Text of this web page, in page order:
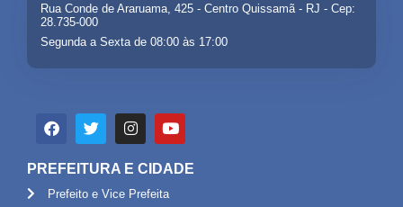
Rua Conde de Araruama, 425 - Centro Quissamã - RJ - Cep:
28.735-000
Segunda a Sexta de 08:00 às 17:00
PREFEITURA E CIDADE
Prefeito e Vice Prefeita